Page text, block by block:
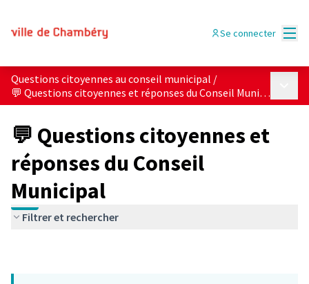
Se connecter
Questions citoyennes au conseil municipal /
💬 Questions citoyennes et réponses du Conseil Municipal
💬 Questions citoyennes et
réponses du Conseil
Municipal
Filtrer et rechercher